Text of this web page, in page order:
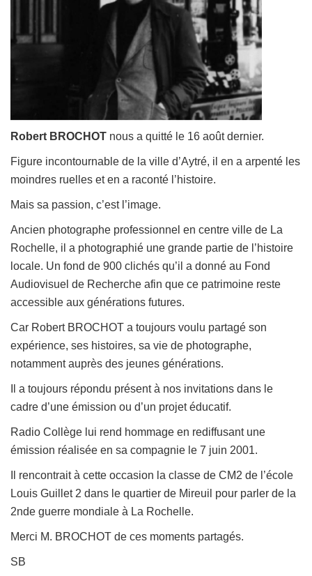
Robert BROCHOT nous a quitté le 16 août dernier.
Figure incontournable de la ville d’Aytré, il en a arpenté les
moindres ruelles et en a raconté l’histoire.
Mais sa passion, c’est l’image.
Ancien photographe professionnel en centre ville de La
Rochelle, il a photographié une grande partie de l’histoire
locale. Un fond de 900 clichés qu’il a donné au Fond
Audiovisuel de Recherche afin que ce patrimoine reste
accessible aux générations futures.
Car Robert BROCHOT a toujours voulu partagé son
expérience, ses histoires, sa vie de photographe,
notamment auprès des jeunes générations.
l a toujours répondu présent à nos invitations dans le
cadre d’une émission ou d’un projet éducatif.
Radio Collège lui rend hommage en rediffusant une
émission réalisée en sa compagnie le 7 juin 2001.
Il rencontrait à cette occasion la classe de CM2 de l’école
Louis Guillet 2 dans le quartier de Mireuil pour parler de la
2nde guerre mondiale à La Rochelle.
Merci M. BROCHOT de ces moments partagés.
SB